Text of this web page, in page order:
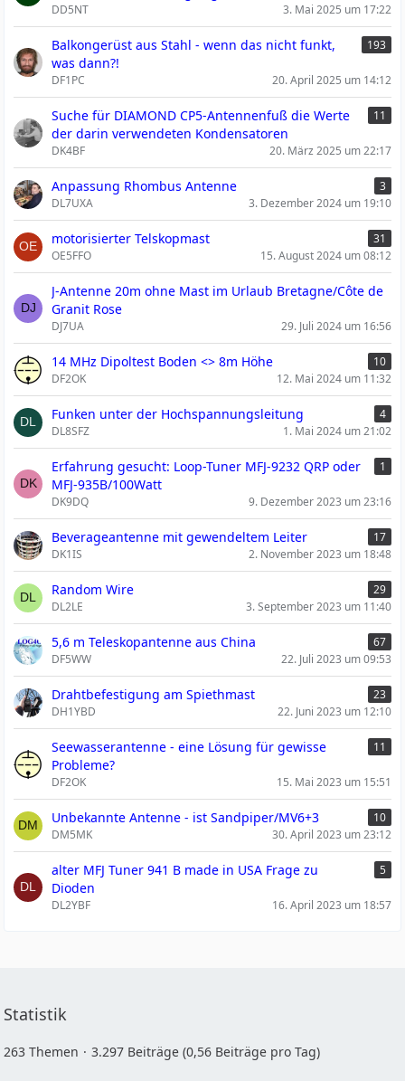
DD5NT 3. Mai 2025 um 17:22
Balkongerüst aus Stahl - wenn das nicht funkt,
was dann?!
193
DF1PC 20. April 2025 um 14:12
Suche für DIAMOND CP5-Antennenfuß die Werte
der darin verwendeten Kondensatoren
11
DK4BF 20. März 2025 um 22:17
Anpassung Rhombus Antenne
3
DL7UXA
3. Dezember 2024 um 19:10
motorisierter Telskopmast
31
OE5FFO
15. August 2024 um 08:12
J-Antenne 20m ohne Mast im Urlaub Bretagne/Côte de
Granit Rose
DJ7UA 29. Juli 2024 um 16:56
14 MHz Dipoltest Boden <> 8m Höhe
10
DF2OK
12. Mai 2024 um 11:32
Funken unter der Hochspannungsleitung
4
DL8SFZ
1. Mai 2024 um 21:02
Erfahrung gesucht: Loop-Tuner MFJ-9232 QRP oder
MFJ-935B/100Watt
1
DK9DQ 9. Dezember 2023 um 23:16
Beverageantenne mit gewendeltem Leiter
17
DK1IS
2. November 2023 um 18:48
Random Wire
29
DL2LE
3. September 2023 um 11:40
5,6 m Teleskopantenne aus China
67
DF5WW
22. Juli 2023 um 09:53
Drahtbefestigung am Spiethmast
23
DH1YBD
22. Juni 2023 um 12:10
Seewasserantenne - eine Lösung für gewisse
Probleme?
11
DF2OK 15. Mai 2023 um 15:51
Unbekannte Antenne - ist Sandpiper/MV6+3
10
DM5MK
30. April 2023 um 23:12
alter MFJ Tuner 941 B made in USA Frage zu
Dioden
5
DL2YBF 16. April 2023 um 18:57
Statistik
263 Themen 3.297 Beiträge (0,56 Beiträge pro Tag)